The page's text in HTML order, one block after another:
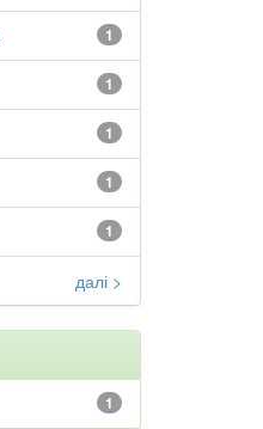
1
1
1
1
1
далі >
1